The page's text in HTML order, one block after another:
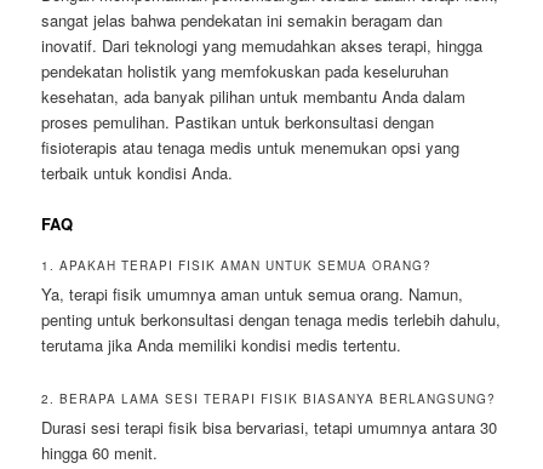
sangat jelas bahwa pendekatan ini semakin beragam dan
inovatif. Dari teknologi yang memudahkan akses terapi, hingga
pendekatan holistik yang memfokuskan pada keseluruhan
kesehatan, ada banyak pilihan untuk membantu Anda dalam
proses pemulihan. Pastikan untuk berkonsultasi dengan
fisioterapis atau tenaga medis untuk menemukan opsi yang
terbaik untuk kondisi Anda.
FAQ
1. APAKAH TERAPI FISIK AMAN UNTUK SEMUA ORANG?
Ya, terapi fisik umumnya aman untuk semua orang. Namun,
penting untuk berkonsultasi dengan tenaga medis terlebih dahulu,
terutama jika Anda memiliki kondisi medis tertentu.
2. BERAPA LAMA SESI TERAPI FISIK BIASANYA BERLANGSUNG?
Durasi sesi terapi fisik bisa bervariasi, tetapi umumnya antara 30
hingga 60 menit.